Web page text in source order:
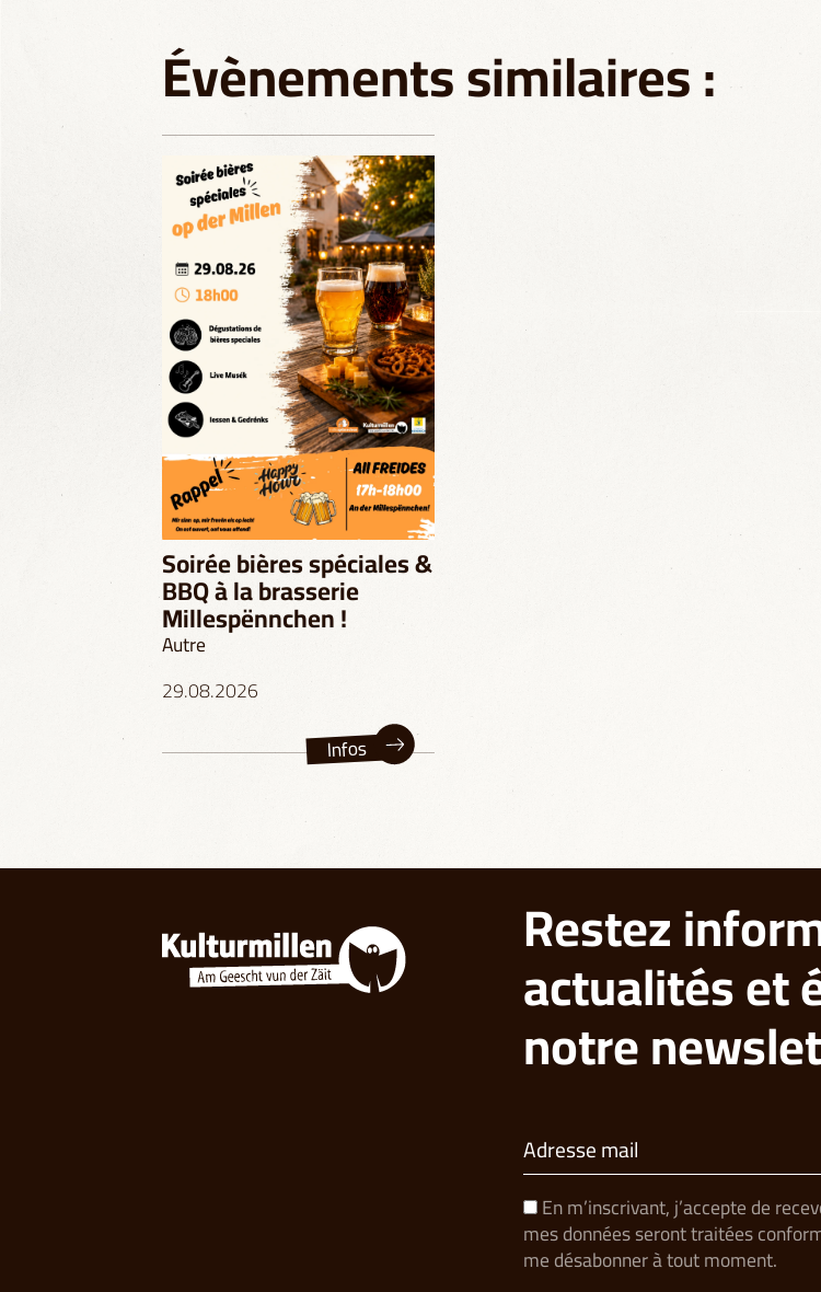
Évènements similaires :
Soirée bières spéciales &
BBQ à la brasserie
Millespënnchen !
Autre
29.08.2026
Infos
Restez
actualités et
notre
En m’inscrivant, j’accepte de
mes données seront traitées
me désabonner à tout moment.